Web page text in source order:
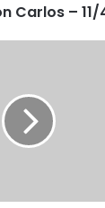
Carlos –